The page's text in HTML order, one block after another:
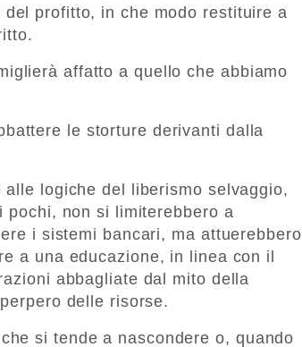
profitto, in che modo restituire a
affatto a quello che abbiamo
le storture derivanti dalla
logiche del liberismo selvaggio,
pochi, non si limiterebbero a
i sistemi bancari, ma attuerebbero
a una educazione, in linea con il
abbagliate dal mito della
delle risorse.
si tende a nascondere o, quando